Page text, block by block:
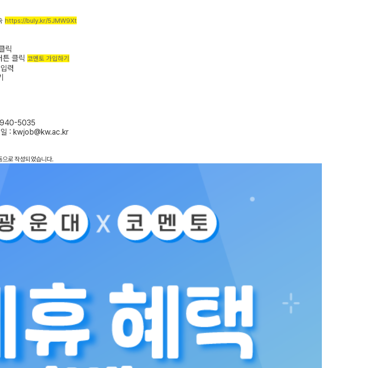
https://buly.kr/5JMW9Xt
릭
클릭 코멘토 가입하기
력
940-5035
일 : kwjob@kw.ac.kr
으로 작성되었습니다.